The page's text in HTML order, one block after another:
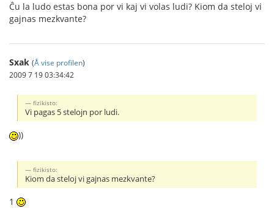
Ĉu la ludo estas bona por vi kaj vi volas ludi? Kiom da steloj vi
gajnas mezkvante?
Sxak (Å vise profilen)
2009 7 19 03:34:42
fizikisto:
Vi pagas 5 stelojn por ludi.
))
fizikisto:
Kiom da steloj vi gajnas mezkvante?
1